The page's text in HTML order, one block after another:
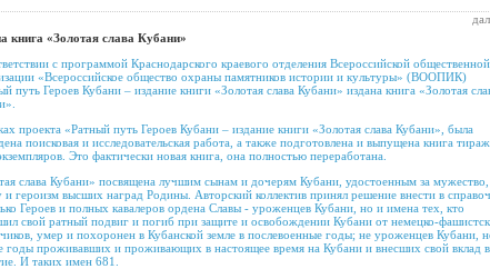
книга «Золотая слава Кубани»
с программой Краснодарского краевого отделения Всероссийской общественной
«Всероссийское общество охраны памятников истории и культуры» (ВООПИК)
путь Героев Кубани – издание книги «Золотая слава Кубани» издана книга «Золотая
проекта «Ратный путь Героев Кубани – издание книги «Золотая слава Кубани», была
поисковая и исследовательская работа, а также подготовлена и выпущена книга
Это фактически новая книга, она полностью переработана.
слава Кубани» посвящена лучшим сынам и дочерям Кубани, удостоенным за мужество,
и героизм высших наград Родины. Авторский коллектив принял решение внести в
Героев и полных кавалеров ордена Славы - уроженцев Кубани, но и имена тех, кто
свой ратный подвиг и погиб при защите и освобождении Кубани от немецко-
умер и похоронен в Кубанской земле в послевоенные годы; не уроженцев Кубани,
годы проживавших и проживающих в настоящее время на Кубани и внесших свой вклад
И таких имен 681.